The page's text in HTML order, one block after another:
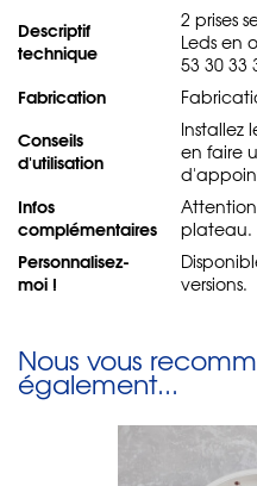
Descriptif
technique
2 prises
Leds en
53 30 33
Fabrication
Conseils
d'utilisation
Installez
en faire
Infos
complémentaires
plateau.
Personnalisez-
moi !
versions.
Nous vous
également...